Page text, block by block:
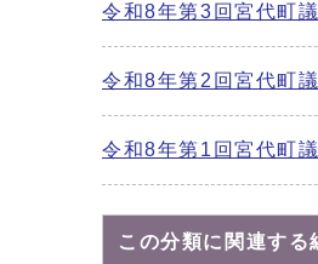
令和8年第3回宮代町
令和8年第2回宮代町
令和8年第1回宮代町
この分類に関連する